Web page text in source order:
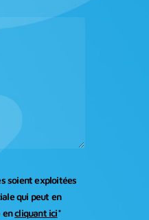
soient exploitées
qui peut en
encliquant ici*